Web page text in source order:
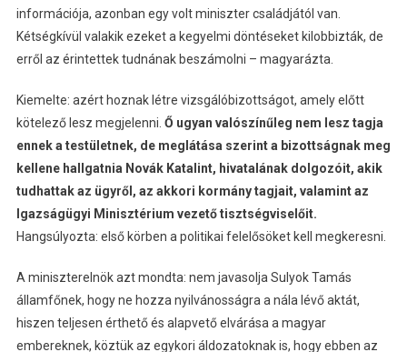
információja, azonban egy volt miniszter családjától van.
Kétségkívül valakik ezeket a kegyelmi döntéseket kilobbizták, de
erről az érintettek tudnának beszámolni – magyarázta.
Kiemelte: azért hoznak létre vizsgálóbizottságot, amely előtt
kötelező lesz megjelenni. Ő ugyan valószínűleg nem lesz tagja
ennek a testületnek, de meglátása szerint a bizottságnak meg
kellene hallgatnia Novák Katalint, hivatalának dolgozóit, akik
tudhattak az ügyről, az akkori kormány tagjait, valamint az
Igazságügyi Minisztérium vezető tisztségviselőit.
Hangsúlyozta: első körben a politikai felelősöket kell megkeresni.
A miniszterelnök azt mondta: nem javasolja Sulyok Tamás
államfőnek, hogy ne hozza nyilvánosságra a nála lévő aktát,
hiszen teljesen érthető és alapvető elvárása a magyar
embereknek, köztük az egykori áldozatoknak is, hogy ebben az